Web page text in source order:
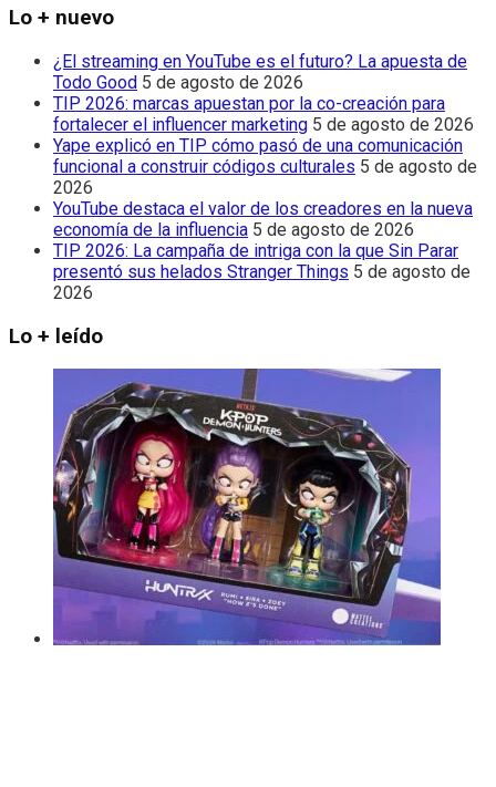
Lo + nuevo
¿El streaming en YouTube es el futuro? La apuesta de
Todo Good 5 de agosto de 2026
TIP 2026: marcas apuestan por la co-creación para
fortalecer el influencer marketing 5 de agosto de 2026
Yape explicó en TIP cómo pasó de una comunicación
funcional a construir códigos culturales 5 de agosto de
2026
YouTube destaca el valor de los creadores en la nueva
economía de la influencia 5 de agosto de 2026
TIP 2026: La campaña de intriga con la que Sin Parar
presentó sus helados Stranger Things 5 de agosto de
2026
Lo + leído